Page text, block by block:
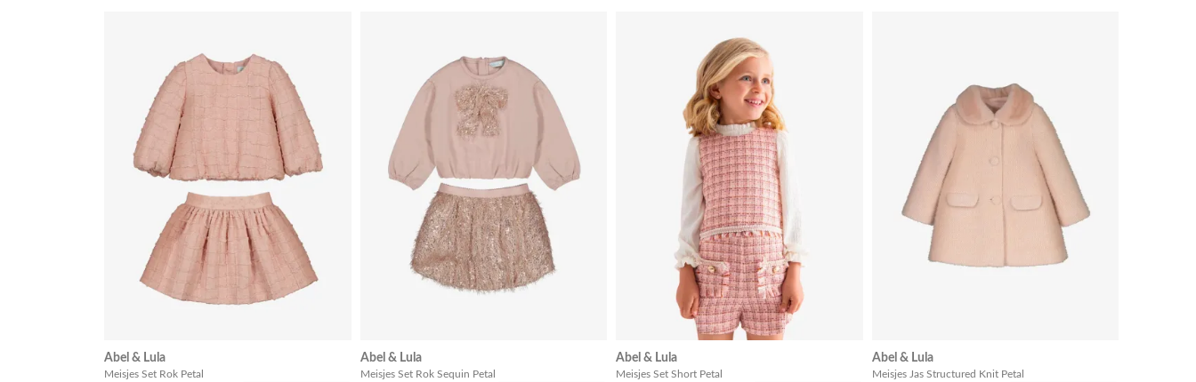
Abel & Lula
Meisjes Set Rok Petal
Abel & Lula
Meisjes Set Rok Sequin Petal
Abel & Lula
Meisjes Set Short Petal
Abel & Lula
Meisjes Jas Structured Knit Petal